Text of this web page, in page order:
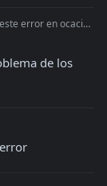
Error', data: { code: 'Internal', message: 'Erro
de los